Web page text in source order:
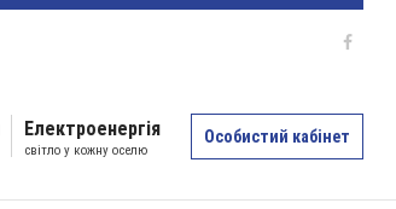
Особистий кабінет
Електроенергія
світло у кожну оселю